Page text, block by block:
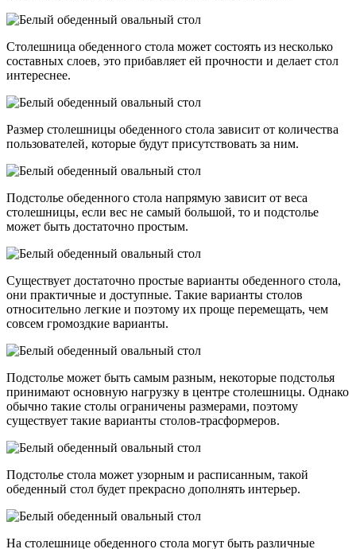
Столешница обеденного стола может состоять из несколько
составных слоев, это прибавляет ей прочности и делает стол
интереснее.
Размер столешницы обеденного стола зависит от количества
пользователей, которые будут присутствовать за ним.
Подстолье обеденного стола напрямую зависит от веса
столешницы, если вес не самый большой, то и подстолье
может быть достаточно простым.
Существует достаточно простые варианты обеденного стола,
они практичные и доступные. Такие варианты столов
относительно легкие и поэтому их проще перемещать, чем
совсем громоздкие варианты.
Подстолье может быть самым разным, некоторые подстолья
принимают основную нагрузку в центре столешницы. Однако
обычно такие столы ограничены размерами, поэтому
существует такие варианты столов-трасформеров.
Подстолье стола может узорным и расписанным, такой
обеденный стол будет прекрасно дополнять интерьер.
На столешнице обеденного стола могут быть различные